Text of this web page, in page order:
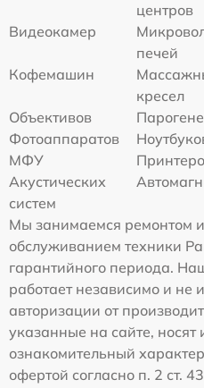
центров
Видеокамер
печей
Кофемашин
кресел
Объективов
Фотоаппаратов
МФУ
Акустических
систем
Мы занимаемся ремонтом
обслуживанием техники
гарантийного периода.
работает независимо и не
авторизации от
указанные на сайте, носят
ознакомительный
офертой согласно п. 2 ст.